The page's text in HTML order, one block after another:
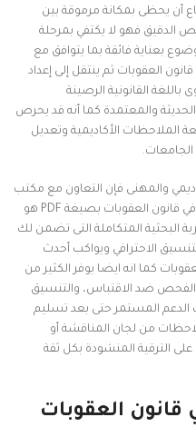
أن يحظى بمكانة مرموقة بين
الدقيق فهو لا يكتفي بمرحلة
بعناية فائقة بما يتوافق مع
العقوبات ثم ينتقل إلى إعداد
القانونية الرصينة
والمعتمدة كما أنه قد يحرص
الملاحظات الأكاديمية وتعديل
الجامعات.
والمهنى فإن التعاون مع مكتب
ابجريد المتخصص في إعداد بحوث ترقية في قانون العقوبات بصيغة PDF هو
البحثية المتكاملة التى تضمن لك
الاحترافي ويواكب أحدث
كما انه ايضا يوفر الكثير من
الفحص ضد الاقتباس، والتنسيق
الدعم المستمر حتى بعد تسليم
من لجان المناقشة أو
الترقية المنشودة بكل ثقة
قانون العقوبات